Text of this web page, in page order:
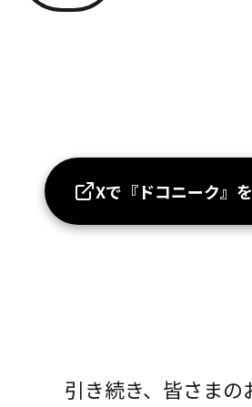
Xで『ドコニーク』
引き続き、皆さまの